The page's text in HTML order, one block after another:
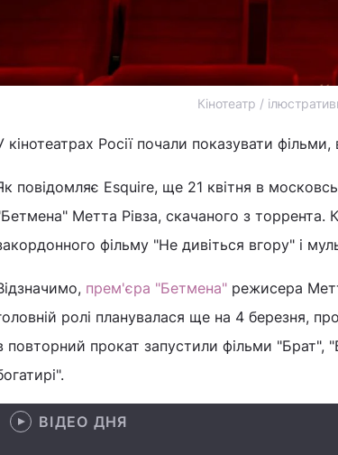
Кінотеатр /
кінотеатрах Росії почали показувати фільми,
повідомляє Esquire, ще 21 квітня в
Метта Рівза, скачаного з торрента.
фільму "Не дивіться вгору" і
прем'єра "Бетмена" режисера
ролі планувалася ще на 4 березня,
повторний прокат запустили фільми "Брат",
ВІДЕО ДНЯ